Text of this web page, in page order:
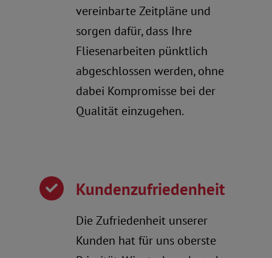
vereinbarte Zeitpläne und
sorgen dafür, dass Ihre
Fliesenarbeiten pünktlich
abgeschlossen werden, ohne
dabei Kompromisse bei der
Qualität einzugehen.
Kundenzufriedenheit
Die Zufriedenheit unserer
Kunden hat für uns oberste